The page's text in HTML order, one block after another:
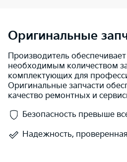
Оригинальные
Производитель
необходимым количеством
комплектующих для
Оригинальные запчасти
качество ремонтных и
Безопасность превыше
Надежность,